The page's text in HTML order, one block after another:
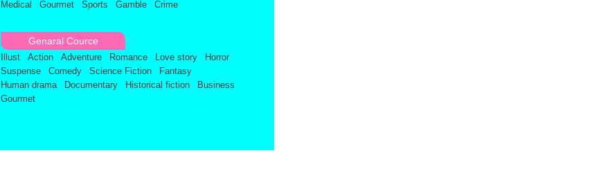
Medical
Gourmet Sports Gamble Crime
Genaral Cource
Illust Action Adventure Romance Love story
Horror
Suspense
Comedy Science Fiction
Fantasy
Human drama
Documentary Historical fiction
Business
Gourmet